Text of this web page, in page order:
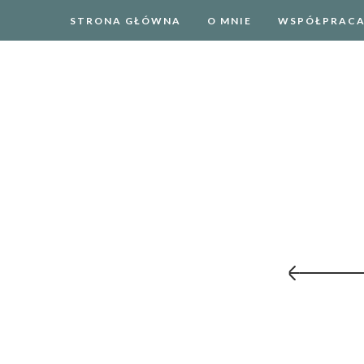
STRONA GŁÓWNA O MNIE